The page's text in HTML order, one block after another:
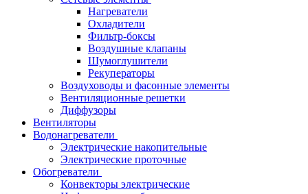
Нагреватели
Охладители
Фильтр-боксы
Воздушные клапаны
Шумоглушители
Рекуператоры
Воздуховоды и фасонные элементы
Вентиляционные решетки
Диффузоры
Вентиляторы
Водонагреватели
Электрические накопительные
Электрические проточные
Обогреватели
Конвекторы электрические